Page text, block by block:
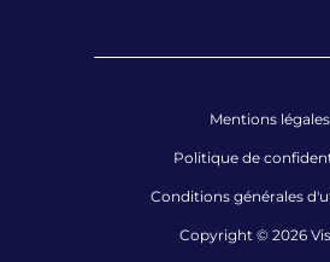
Mentions légales
Politique de
Conditions générales
Copyright © 2026